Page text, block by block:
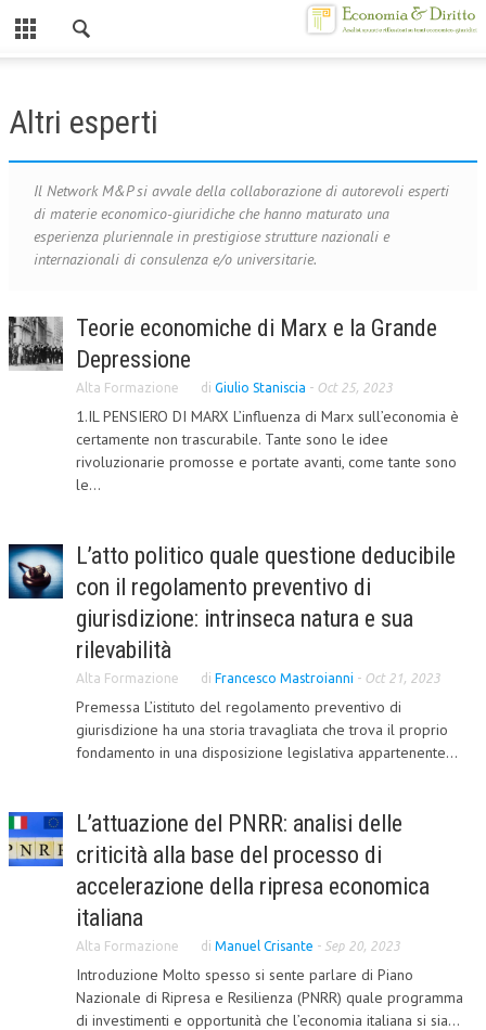
CHI SIAMO
MISSION
CONTATTI
CENTRO STUDI
ATTO COSTITUTIVO E STATUTO
ORGANIZZAZIONE
OBIETTIVI
DIREZIONE SCIENTIFICA
ALTA FORMAZIONE
ARCHIVIO CORSI 2015
DIVENTA SOCIO
BROCHURE CE.S.E.D.
LA RIVISTA
LA RIVISTA
COMITATO EDITORIALE
REDAZIONE
PEER REVIEW
CODICE ETICO
AUTORI
COLLABORA CON NOI
Altri esperti
Il Network M&P si avvale della collaborazione di autorevoli esperti
di materie economico-giuridiche che hanno maturato una
esperienza pluriennale in prestigiose strutture nazionali e
internazionali di consulenza e/o universitarie.
Teorie economiche di Marx e la Grande
Depressione
Alta Formazione di Giulio Staniscia - Oct 25, 2023
1.IL PENSIERO DI MARX L’influenza di Marx sull’economia è
certamente non trascurabile. Tante sono le idee
rivoluzionarie promosse e portate avanti, come tante sono
le...
L’atto politico quale questione deducibile
con il regolamento preventivo di
giurisdizione: intrinseca natura e sua
rilevabilità
Alta Formazione di Francesco Mastroianni - Oct 21, 2023
Premessa L’istituto del regolamento preventivo di
giurisdizione ha una storia travagliata che trova il proprio
fondamento in una disposizione legislativa appartenente...
L’attuazione del PNRR: analisi delle
criticità alla base del processo di
accelerazione della ripresa economica
italiana
Alta Formazione di Manuel Crisante - Sep 20, 2023
Introduzione Molto spesso si sente parlare di Piano
Nazionale di Ripresa e Resilienza (PNRR) quale programma
di investimenti e opportunità che l’economia italiana si sia...